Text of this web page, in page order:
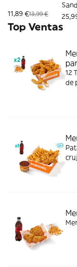
11,89 €13,99 €
de
Top Ventas
12
de